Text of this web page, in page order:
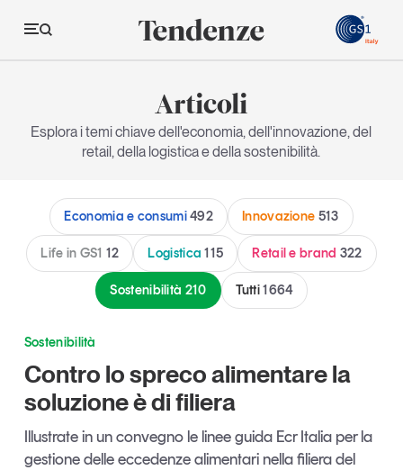
Tendenze
Innovazione
Logistica
Retail e brand
Sostenibilità
Grandi temi
Magazine
Opinioni
Studi e ricerche
Articoli
Esplora i temi chiave dell'economia, dell'innovazione, del
retail, della logistica e della sostenibilità.
Economia e consumi492 Innovazione 513
Life in GS1 12 Logistica115 Retail e brand 322
Sostenibilità 210 Tutti1664
Sostenibilità
Contro lo spreco alimentare la
soluzione è di filiera
Illustrate in un convegno le linee guida Ecr Italia per la
gestione delle eccedenze alimentari nella filiera del